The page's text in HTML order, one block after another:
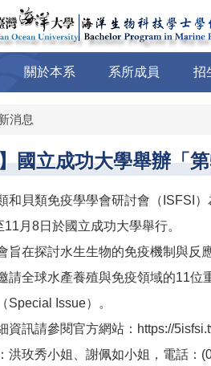
關於本系 系所成員 招
消息
國立成功大學舉辦「
和貝類免疫學學會研討會（ISFSI
月8日於國立成功大學舉行。
旨在探討水生生物的免疫機制與反
請全球水產養殖與免疫領域的11位
Special Issue）。
資訊請參閱官方網站：https://
洪玫秀小姐、謝佩如小姐，電話：